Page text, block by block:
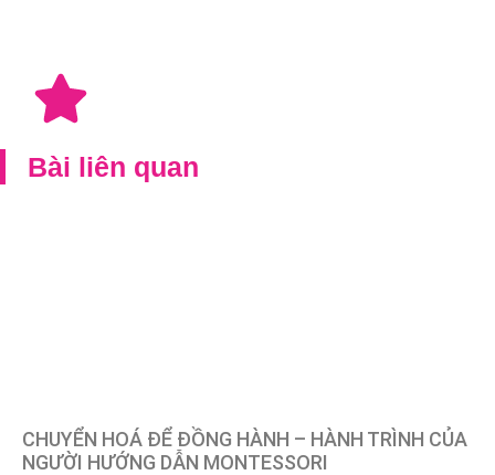
Bài liên quan
CHUYỂN HOÁ ĐỂ ĐỒNG HÀNH – HÀNH TRÌNH CỦA
NGƯỜI HƯỚNG DẪN MONTESSORI